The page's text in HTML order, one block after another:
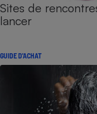
Sites de
lancer
GUIDE D'ACHAT